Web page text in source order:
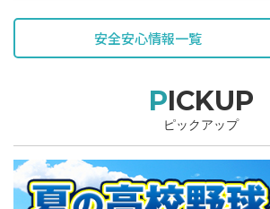
安全安心情報一覧
PICKUP
ピックアップ